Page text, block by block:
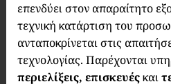
επενδύει στον απαραίτητο
τεχνική κατάρτιση του
ανταποκρίνεται στις
τεχνολογίας. Παρέχονται
περιελίξεις, επισκευέςκαι